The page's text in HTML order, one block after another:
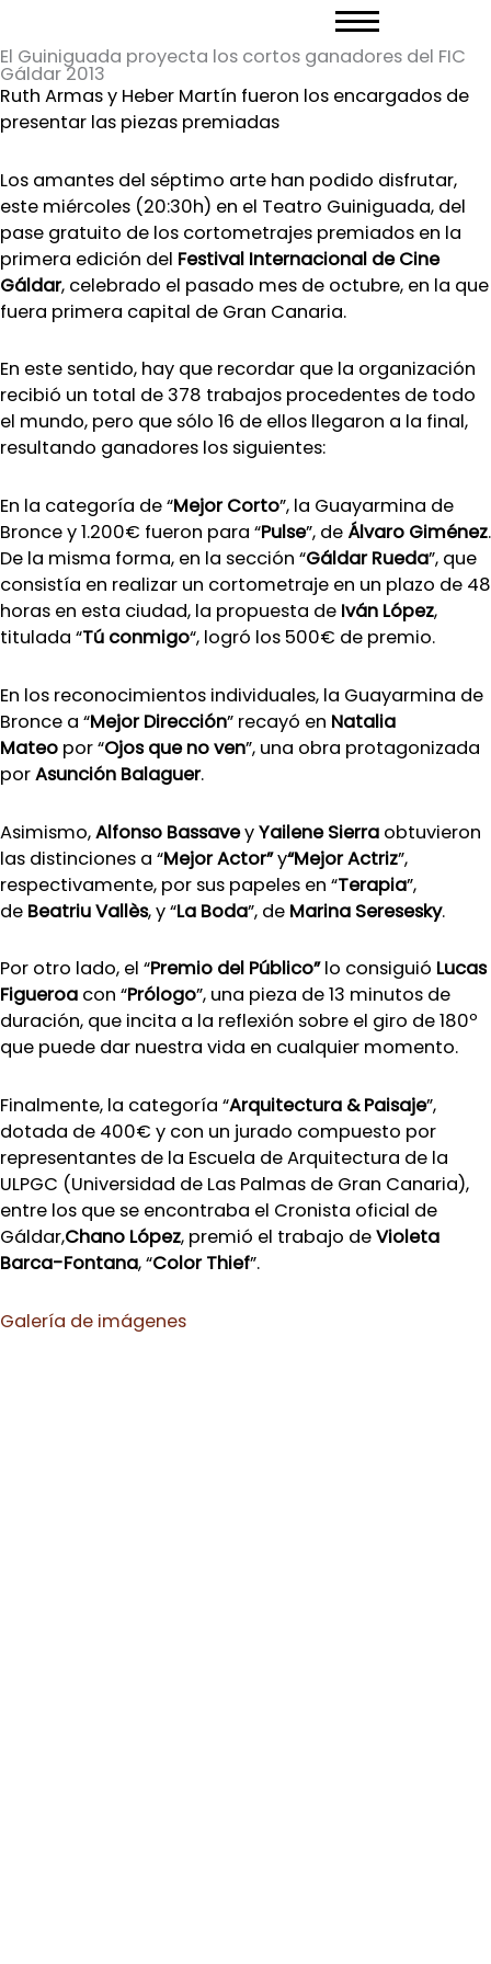
contenido
El Guiniguada proyecta los cortos ganadores del FIC
Gáldar 2013
Ruth Armas y Heber Martín fueron los encargados de
presentar las piezas premiadas
Los amantes del séptimo arte han podido disfrutar,
este miércoles (20:30h) en el Teatro Guiniguada, del
pase gratuito de los cortometrajes premiados en la
primera edición del Festival Internacional de Cine
Gáldar, celebrado el pasado mes de octubre, en la que
fuera primera capital de Gran Canaria.
En este sentido, hay que recordar que la organización
recibió un total de 378 trabajos procedentes de todo
el mundo, pero que sólo 16 de ellos llegaron a la final,
resultando ganadores los siguientes:
En la categoría de “Mejor Corto”, la Guayarmina de
Bronce y 1.200€ fueron para “Pulse”, de Álvaro Giménez.
De la misma forma, en la sección “Gáldar Rueda”, que
consistía en realizar un cortometraje en un plazo de 48
horas en esta ciudad, la propuesta de Iván López,
titulada “Tú conmigo“, logró los 500€ de premio.
En los reconocimientos individuales, la Guayarmina de
Bronce a “Mejor Dirección” recayó en Natalia
Mateo por “Ojos que no ven”, una obra protagonizada
porAsunción Balaguer.
Asimismo,Alfonso BassaveyYailene Sierra obtuvieron
las distinciones a “Mejor Actor”y“Mejor Actriz”,
respectivamente, por sus papeles en “Terapia”,
de Beatriu Vallès, y “La Boda”, de Marina Seresesky.
Por otro lado, el “Premio del Público”lo consiguió Lucas
Figueroa con “Prólogo”, una pieza de 13 minutos de
duración, que incita a la reflexión sobre el giro de 180º
que puede dar nuestra vida en cualquier momento.
Finalmente, la categoría “Arquitectura & Paisaje”,
dotada de 400€ y con un jurado compuesto por
representantes de la Escuela de Arquitectura de la
ULPGC (Universidad de Las Palmas de Gran Canaria),
entre los que se encontraba el Cronista oficial de
Gáldar,Chano López, premió el trabajo deVioleta
Barca-Fontana, “Color Thief”.
Galería de imágenes